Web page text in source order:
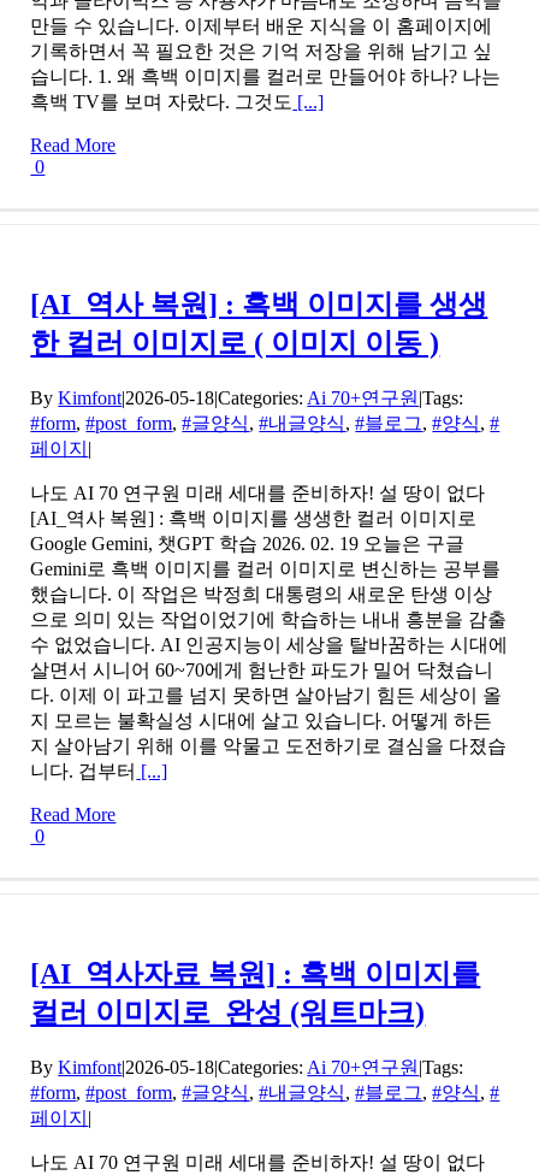
만들 수 있습니다. 이제부터 배운 지식을 이 홈페이지에
기록하면서 꼭 필요한 것은 기억 저장을 위해 남기고 싶
습니다. 1. 왜 흑백 이미지를 컬러로 만들어야 하나? 나는
흑백 TV를 보며 자랐다. 그것도 [...]
Read More
0
[AI_역사 복원] : 흑백 이미지를 생생
한 컬러 이미지로 ( 이미지 이동 )
ByKimfont|2026-05-18|Categories: Ai 70+연구원 |Tags:
#form,#post_form,#글양식,#내글양식,#블로그,#양식,#
페이지 |
나도 AI 70 연구원 미래 세대를 준비하자! 설 땅이 없다
[AI_역사 복원] : 흑백 이미지를 생생한 컬러 이미지로
Google Gemini, 챗GPT 학습 2026. 02. 19 오늘은 구글
Gemini로 흑백 이미지를 컬러 이미지로 변신하는 공부를
했습니다. 이 작업은 박정희 대통령의 새로운 탄생 이상
으로 의미 있는 작업이었기에 학습하는 내내 흥분을 감출
수 없었습니다. AI 인공지능이 세상을 탈바꿈하는 시대에
살면서 시니어 60~70에게 험난한 파도가 밀어 닥쳤습니
다. 이제 이 파고를 넘지 못하면 살아남기 힘든 세상이 올
지 모르는 불확실성 시대에 살고 있습니다. 어떻게 하든
지 살아남기 위해 이를 악물고 도전하기로 결심을 다졌습
니다. 겁부터 [...]
Read More
0
[AI_역사자료 복원] : 흑백 이미지를
컬러 이미지로_완성 (워트마크)
ByKimfont|2026-05-18|Categories: Ai 70+연구원 |Tags:
#form,#post_form,#글양식,#내글양식,#블로그,#양식,#
페이지 |
나도 AI 70 연구원 미래 세대를 준비하자! 설 땅이 없다